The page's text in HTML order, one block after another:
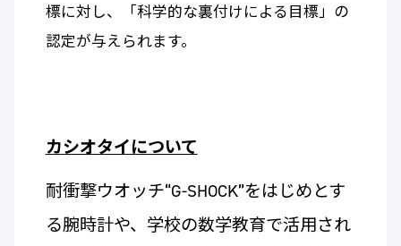
標に対し、「科学的な裏付けによる目標」の
認定が与えられます。
カシオタイについて
耐衝撃ウオッチ“G-SHOCK”をはじめとす
る腕時計や、学校の数学教育で活用され